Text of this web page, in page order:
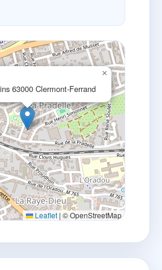
63000 Clermont-Ferrand
×
Leaflet | © OpenStreetMap